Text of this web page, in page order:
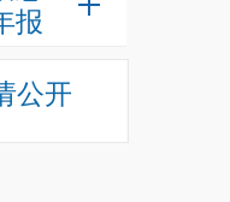
报
公开